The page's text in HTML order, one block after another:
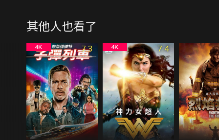
其他人也看了
7.3 7.4